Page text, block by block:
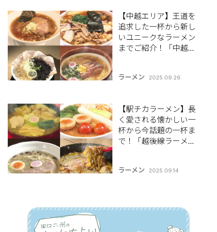
【中越エリア】王道を
追求した一杯から新し
いユニークなラーメン
までご紹介！「中越地
集2025】
ラーメン 2025.09.26
【駅チカラーメン】長
く愛される懐かしい一
杯から今話題の一杯ま
で！「越後線ラーメン5
ラーメン 2025.09.14